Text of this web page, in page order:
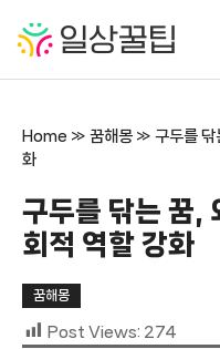
Home » 꿈해몽 » 구두를 닦
화
구두를 닦는 꿈,
회적 역할 강화
꿈해몽
Post Views: 274